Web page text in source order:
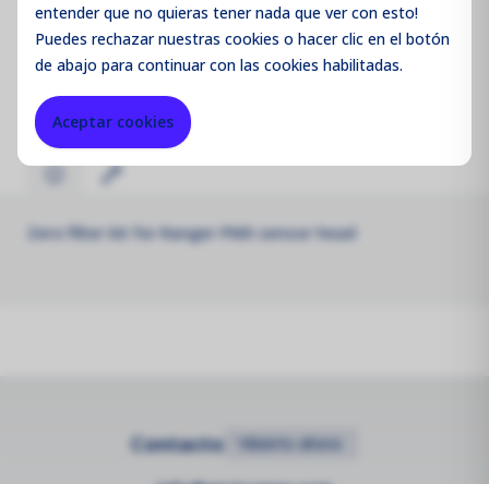
entender que no quieras tener nada que ver con esto!
Puedes rechazarnuestras cookies o hacer clic en el botón
de abajo para continuar con las cookies habilitadas.
Aceptar cookies
Código de producto: RGRPMXR56
Merk:
Zero filter kit for Ranger PMX sensor head
Contacto •Abierto ahora